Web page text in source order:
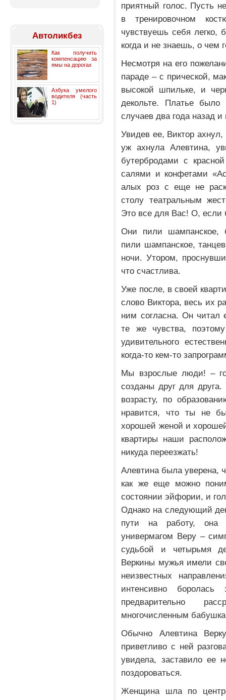
Автоликбез
Как получить
компенсацию за
ямы на дорогах
Азбука умелого
водителя (часть
1)
приятный голос. Пусть
в тренировочном
чувствуешь себя легко,
когда и не знаешь, о чем
Несмотря на его
параде – с прической,
высокой шпильке, и
декольте. Платье было
случаев два года назад
Увидев ее, Виктор
уж ахнула Алевтина,
бутербродами с
салями и конфетами
алых роз с еще не
столу театральным
Это все для Вас! О, если
Они пили шампанское,
пили шампанское,
ночи. Утором,
что счастлива.
Уже после, в своей
слово Виктора, весь их
ним согласна. Он читал
те же чувства,
удивительного
когда-то кем-то
Мы взрослые люди! –
созданы друг для
возрасту, по
нравится, что ты не
хорошей женой и
квартиры наши
никуда переезжать!
Алевтина была уверена,
как же еще можно
состоянии эйфории, и
Однако на следующий
пути на работу, она
универмагом Веру –
судьбой и четырьмя
Веркины мужья имели
неизвестных
интенсивно
предварительно
многочисленным
Обычно Алевтина
приветливо с ней
увидела, заставило ее
поздороваться.
Женщина шла по